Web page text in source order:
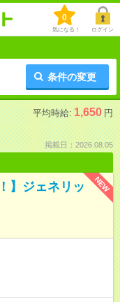
0
気になる！ ログイン
条件の変更
平均時給: 1,650 円
掲載日：2026.08.05
NEW
】ジェネリッ